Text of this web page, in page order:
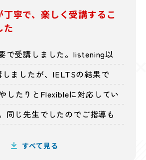
毎日受けており、部活が終わ
てきて ITPの予習、そして学
とても大変そうでした。
生との相性が良く、楽しくレ
たのと、教え方が息子に合っ
きめき伸びていき、5ヶ月後に
丁寧で、楽しく受講するこ
た
で受講しました。listening以
ましたが、IELTSの結果で
したりとFlexibleに対応してい
同じ先生でしたのでご指導も
すべて見る